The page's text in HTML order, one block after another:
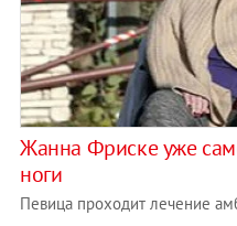
Жанна Фриске уже
ноги
Певица проходит лечение